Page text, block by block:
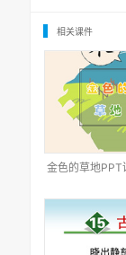
相关课件
金色的草地PPT